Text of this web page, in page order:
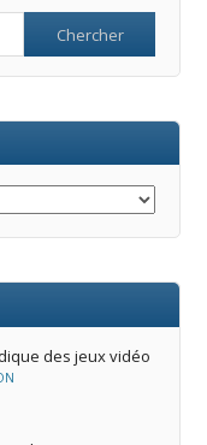
des jeux vidéo